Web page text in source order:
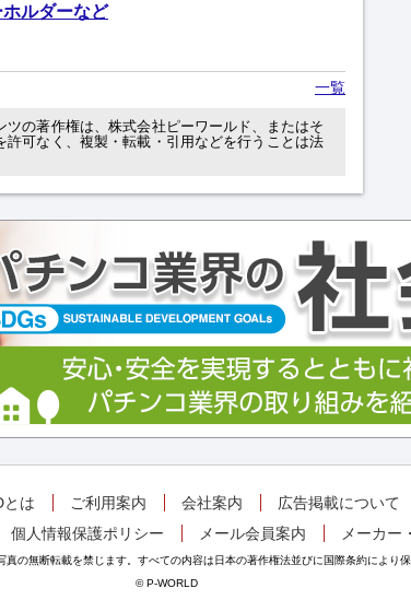
ルダーなど
一覧
の著作権は、株式会社ピーワールド、またはそ
可なく、複製・転載・引用などを行うことは法
とは ご利用案内 会社案内
広告掲載について
個人情報保護ポリシー メール会員案内 メーカー
真の無断転載を禁じます。すべての内容は日本の著作権法並びに国際条約により
© P-WORLD